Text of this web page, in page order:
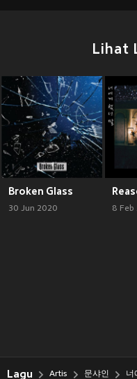
Lihat
Broken Glass
30 Jun 2020 8 Feb
Lagu Artis 문샤인 너